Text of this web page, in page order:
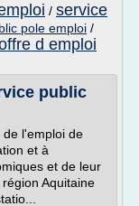
/ service
pole emploi /
d emploi
public
de l'emploi de
et à
et de leur
Aquitaine